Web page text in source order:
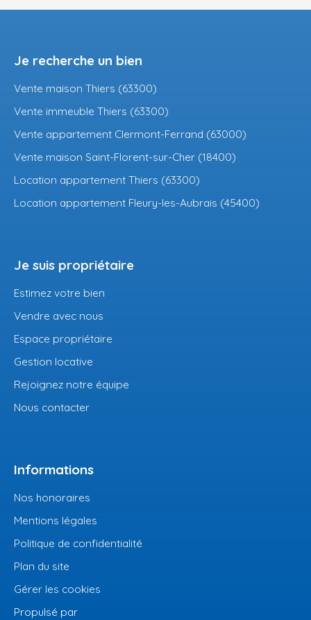
Je recherche un bien
Vente maison Thiers (63300)
Vente immeuble Thiers (63300)
Vente appartement Clermont-Ferrand (63000)
Vente maison Saint-Florent-sur-Cher (18400)
Location appartement Thiers (63300)
Location appartement Fleury-les-Aubrais (45400)
Je suis propriétaire
Estimez votre bien
Vendre avec nous
Espace propriétaire
Gestion locative
Rejoignez notre équipe
Nous contacter
Informations
Nos honoraires
Mentions légales
Politique de confidentialité
Plan du site
Gérer les cookies
Propulsé par